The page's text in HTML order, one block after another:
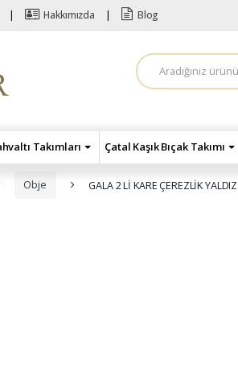
Hakkımızda Blog
A
r
a
Takımları Çatal Kaşık Bıçak Takımı
Obje GALA 2 Lİ KARE ÇEREZLİK YALDIZ